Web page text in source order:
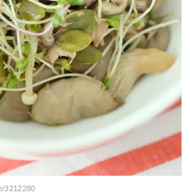
3212280